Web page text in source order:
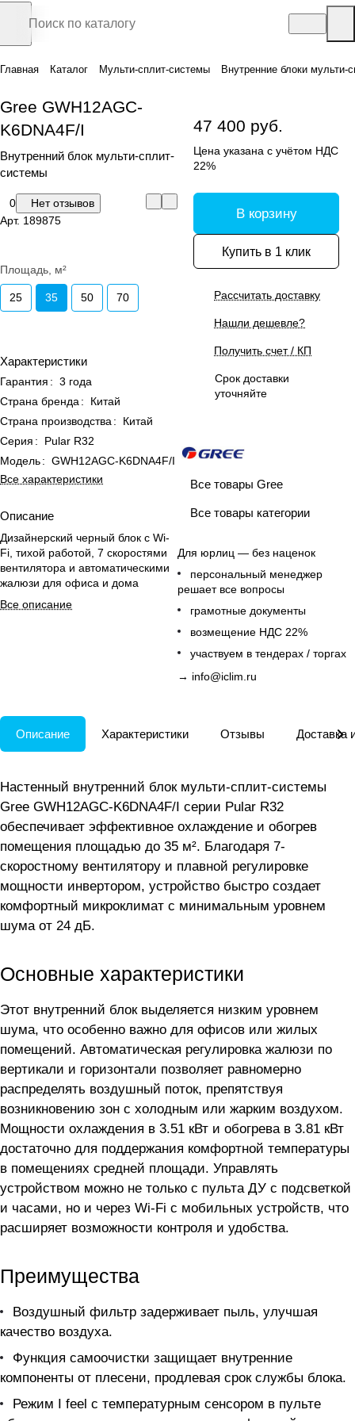
Главная Каталог Мульти-сплит-системы Внутренние блоки мульти-
Gree GWH12AGC-
K6DNA4F/I
Внутренний блок мульти-сплит-
системы
0
Нет отзывов
Арт. 189875
Площадь, м²
25 35 50 70
Характеристики
Гарантия : 3 года
Страна бренда :
Китай
Страна производства :
Китай
Серия :
Pular R32
Модель: GWH12AGC-K6DNA4F/I
Все характеристики
Описание
Дизайнерский черный блок с Wi-
Fi, тихой работой, 7 скоростями
вентилятора и автоматическими
жалюзи для офиса и дома
Все описание
47 400 руб.
Цена указана с учётом НДС
22%
В корзину
Купить в 1 клик
Рассчитать доставку
Нашли дешевле?
Получить счет / КП
Срок доставки
уточняйте
Все товары Gree
Все товары категории
Для юрлиц — без наценок
персональный менеджер
решает все вопросы
грамотные документы
возмещение НДС 22%
участвуем в тендерах / торгах
→ info@iclim.ru
Описание Характеристики Отзывы Доставка
Настенный внутренний блок мульти-сплит-системы
Gree GWH12AGC-K6DNA4F/I серии Pular R32
обеспечивает эффективное охлаждение и обогрев
помещения площадью до 35 м². Благодаря 7-
скоростному вентилятору и плавной регулировке
мощности инвертором, устройство быстро создает
комфортный микроклимат с минимальным уровнем
шума от 24 дБ.
Основные характеристики
Этот внутренний блок выделяется низким уровнем
шума, что особенно важно для офисов или жилых
помещений. Автоматическая регулировка жалюзи по
вертикали и горизонтали позволяет равномерно
распределять воздушный поток, препятствуя
возникновению зон с холодным или жарким воздухом.
Мощности охлаждения в 3.51 кВт и обогрева в 3.81 кВт
достаточно для поддержания комфортной температуры
в помещениях средней площади. Управлять
устройством можно не только с пульта ДУ с подсветкой
и часами, но и через Wi-Fi с мобильных устройств, что
расширяет возможности контроля и удобства.
Преимущества
Воздушный фильтр задерживает пыль, улучшая
качество воздуха.
Функция самоочистки защищает внутренние
компоненты от плесени, продлевая срок службы блока.
Режим I feel с температурным сенсором в пульте